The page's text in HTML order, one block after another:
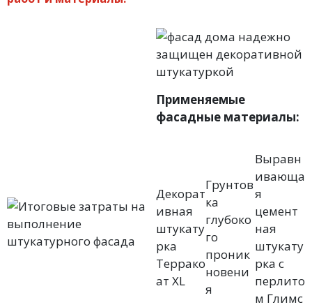
Применяемые
фасадные материалы:
Декорат
ивная
штукату
рка
Террако
ат XL
Грунтов
ка
глубоко
го
проник
новени
я
Выравн
ивающа
я
цемент
ная
штукату
рка с
перлито
м Глимс